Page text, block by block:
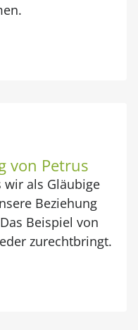
von Petrus
wir als Gläubige
Beziehung
Beispiel von
zurechtbringt.